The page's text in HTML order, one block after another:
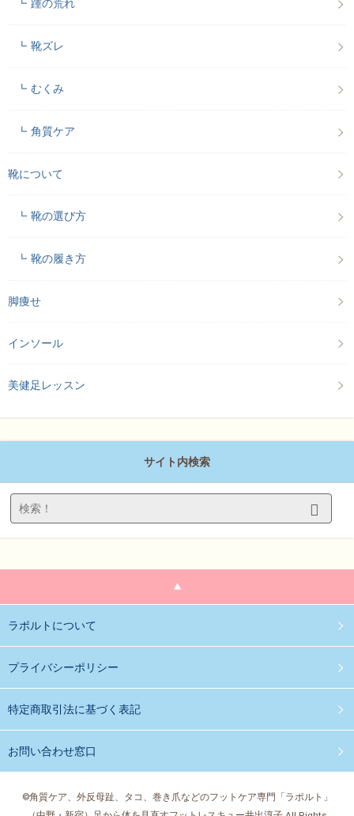
踵の荒れ
靴ズレ
むくみ
角質ケア
靴について
靴の選び方
靴の履き方
脚痩せ
インソール
美健足レッスン
サイト内検索
ラポルトについて
プライバシーポリシー
特定商取引法に基づく表記
お問い合わせ窓口
©角質ケア、外反母趾、タコ、巻き爪などのフットケア専門「ラポルト」